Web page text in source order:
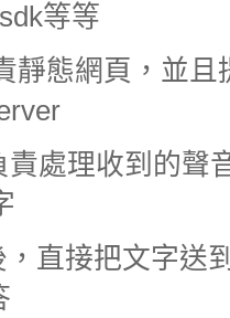
等等
靜態網頁，並
責處理收到的聲
直接把文字送